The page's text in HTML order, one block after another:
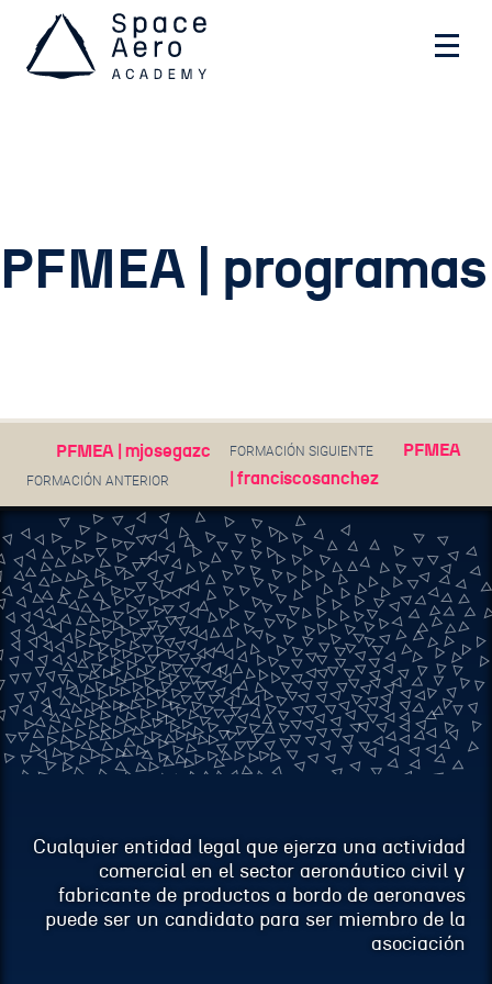
to
Space Aero Academy
PFMEA | programas
PFMEA | mjosegazc
FORMACIÓN ANTERIOR
FORMACIÓN SIGUIENTE
PFMEA
| franciscosanchez
Cualquier entidad legal que ejerza una actividad
comercial en el sector aeronáutico civil y
fabricante de productos a bordo de aeronaves
puede ser un candidato para ser miembro de la
asociación
Usa este formulario para contactar con nosotros.
EMAIL
ASUNTO
MENSAJE